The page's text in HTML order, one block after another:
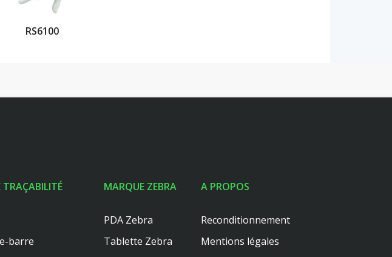
RS6100
TRAÇABILITÉ
barre
MARQUE ZEBRA
PDA Zebra
Tablette Zebra
A PROPOS
Reconditionnement
Mentions légales